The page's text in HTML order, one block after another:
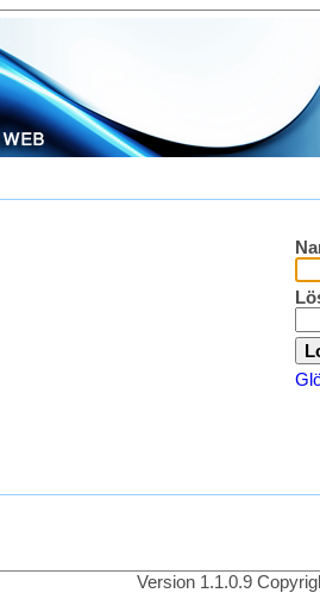
Version 1.1.0.9